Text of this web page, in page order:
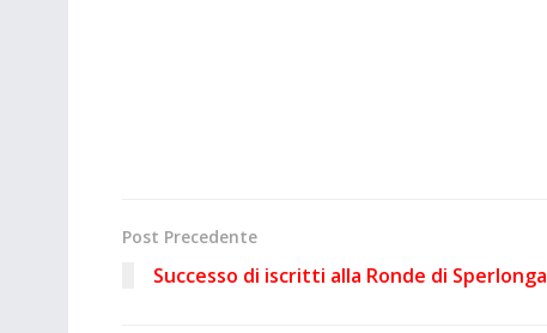
Post Precedente
Successo di iscritti alla Ronde di Sperlonga